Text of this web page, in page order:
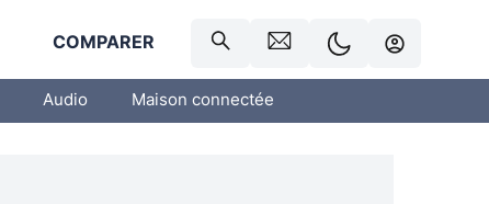
COMPARER
Audio Maison connectée